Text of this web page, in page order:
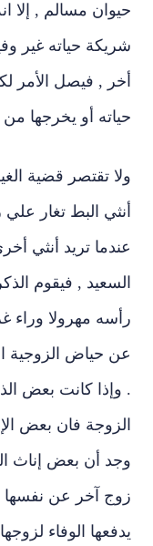
حيوان مسالم , إلا
شريكة حياته غير
أخر , فيصل الأمر
حياته أو يخرجها من
ولا تقتصر قضية
أنثي البط تغار علي
عندما تريد أنثي
السعيد , فيقوم
رأسه مهرولا وراء
عن حياض الزوجية
. وإذا كانت بعض
الزوجة فان بعض
وجد أن بعض إناث
زوج آخر عن نفسها
يدفعها الوفاء